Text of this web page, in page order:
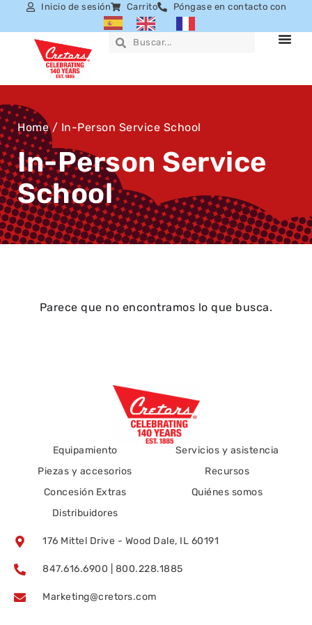
Inicio de sesión Carrito Póngase en contacto con
Home/ In-Person Service School
In-Person Service
School
Parece que no encontramos lo que busca.
Equipamiento
Piezas y accesorios
Concesión Extras
Distribuidores
Servicios y asistencia
Recursos
Quiénes somos
176 Mittel Drive - Wood Dale, IL 60191
847.616.6900 | 800.228.1885
Marketing@cretors.com